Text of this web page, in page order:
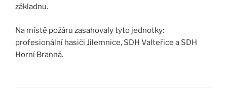
základnu.
Na místě požáru zasahovaly tyto jednotky:
profesionální hasiči Jilemnice, SDH Valteřice a SDH
Horní Branná.